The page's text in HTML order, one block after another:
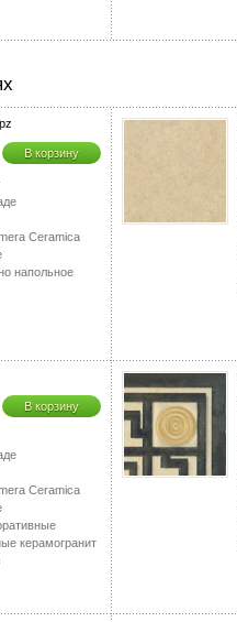
В корзину
Ceramica
напольное
В корзину
Ceramica
керамогранит